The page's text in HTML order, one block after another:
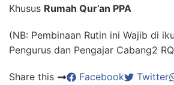
Khusus Rumah Qur’an PPA
(NB: Pembinaan Rutin ini Wajib di
Pengurus dan Pengajar Cabang2
Share this Facebook Twitter